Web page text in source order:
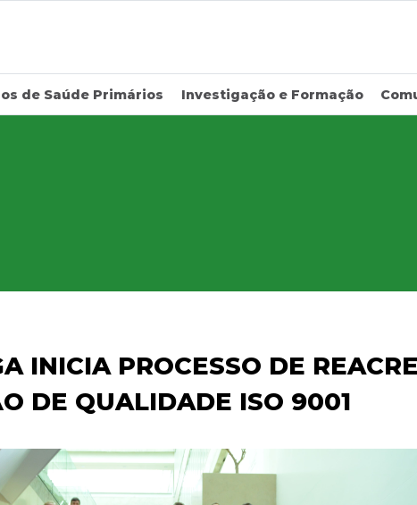
de Saúde Primários Investigação e Formação
INICIA PROCESSO DE
DE QUALIDADE ISO 9001